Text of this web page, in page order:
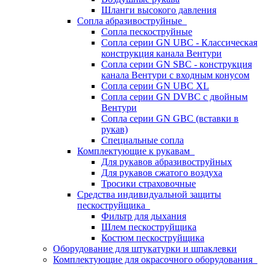
Шланги высокого давления
Сопла абразивоструйные
Сопла пескоструйные
Сопла серии GN UBC - Классическая
конструкция канала Вентури
Сопла серии GN SBC - конструкция
канала Вентури c входным конусом
Сопла серии GN UBC XL
Сопла серии GN DVBC с двойным
Вентури
Сопла серии GN GBC (вставки в
рукав)
Специальные сопла
Комплектующие к рукавам
Для рукавов абразивоструйных
Для рукавов сжатого воздуха
Тросики страховочные
Средства индивидуальной защиты
пескоструйщика
Фильтр для дыхания
Шлем пескоструйщика
Костюм пескоструйщика
Оборудование для штукатурки и шпаклевки
Комплектующие для окрасочного оборудования